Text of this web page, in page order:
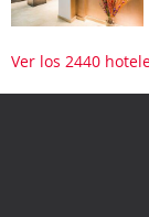
Ver los 2440